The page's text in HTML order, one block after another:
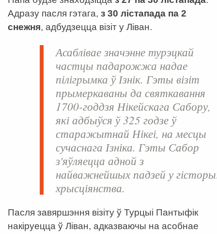
Адразу пасля гэтага, з 30 лістапада па 2
снежня, адбудзецца візіт у Ліван.
Асаблівае значэнне турэцкай
частцы падарожжа надае
пілігрымка ў Ізнік. Гэты візіт
прымеркаваны да святкавання
1700-годдзя Нікейскага Сабору,
які адбыўся ў 325 годзе ў
старажытнай Нікеі, на месцы
сучаснага Ізніка. Гэты Сабор
з'яўляецца адной з
найважнейшых падзей у
хрысціянства.
Пасля завяршэння візіту ў Турцыі Пантыфік
накіруецца ў Ліван, адказваючы на асобнае